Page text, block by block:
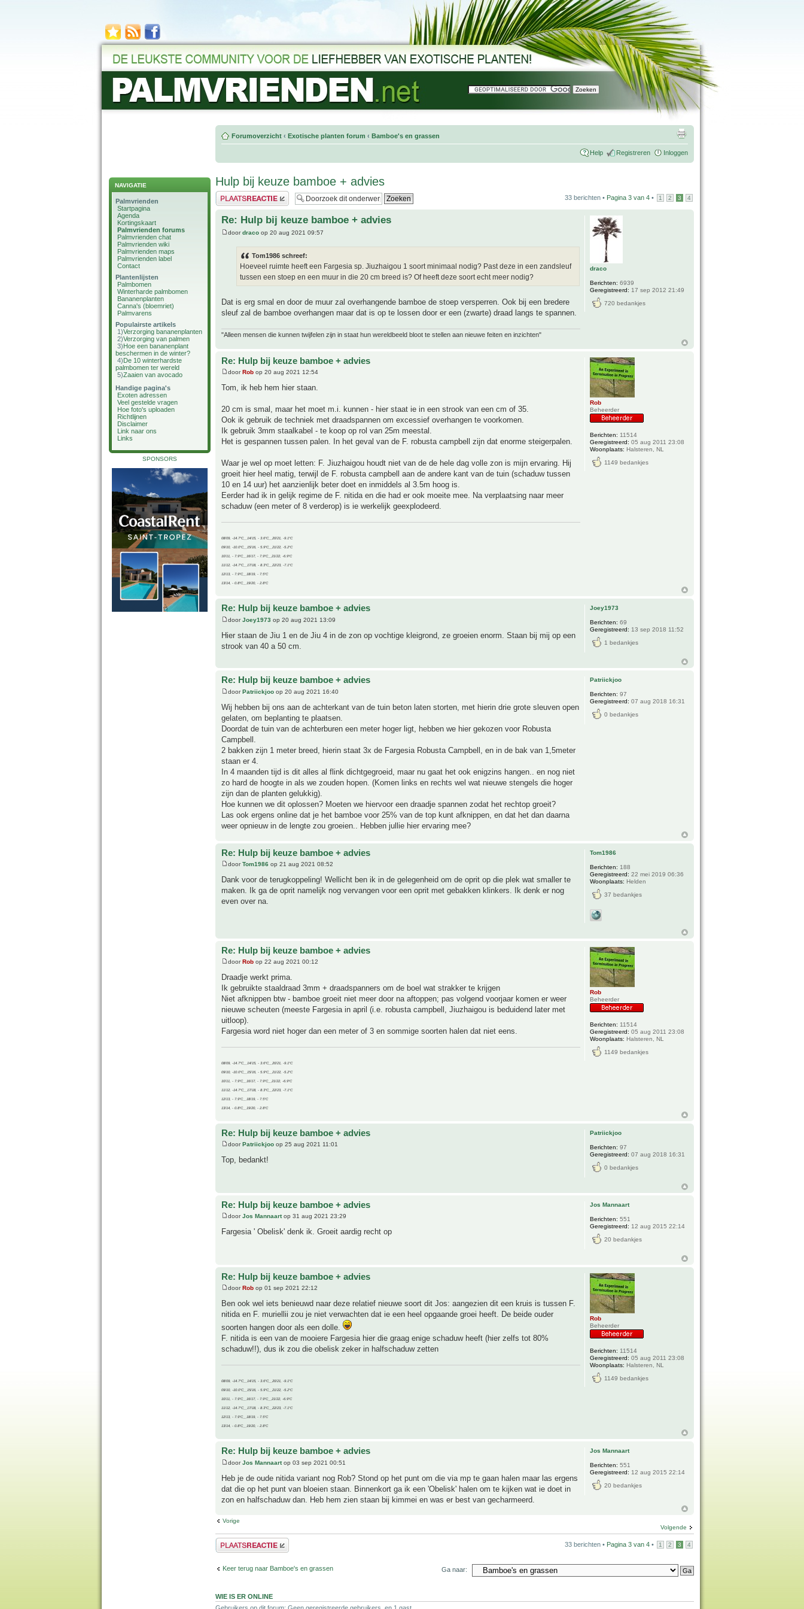
NAVIGATIE
Palmvrienden
Startpagina
Agenda
Kortingskaart
Palmvrienden forums
Palmvrienden chat
Palmvrienden wiki
Palmvrienden maps
Palmvrienden label
Contact
Plantenlijsten
Palmbomen
Winterharde palmbomen
Bananenplanten
Canna's (bloemriet)
Palmvarens
Populairste artikels
1)Verzorging bananenplanten
2)Verzorging van palmen
3)Hoe een bananenplant
beschermen in de winter?
4)De 10 winterhardste
palmbomen ter wereld
5)Zaaien van avocado
Handige pagina's
Exoten adressen
Veel gestelde vragen
Hoe foto's uploaden
Richtlijnen
Disclaimer
Link naar ons
Links
SPONSORS
Forumoverzicht ‹ Exotische planten forum ‹ Bamboe's en grassen
Help Registreren Inloggen
Hulp bij keuze bamboe + advies
Plaats een reactie 33 berichten • Pagina 3 van 4 • 1 2 3 4
Re: Hulp bij keuze bamboe + advies
doordraco op 20 aug 2021 09:57
Tom1986 schreef:
Hoeveel ruimte heeft een Fargesia sp. Jiuzhaigou 1 soort minimaal nodig? Past deze in een zandsleuf
tussen een stoep en een muur in die 20 cm breed is? Of heeft deze soort echt meer nodig?
Dat is erg smal en door de muur zal overhangende bamboe de stoep versperren. Ook bij een bredere
sleuf zal de bamboe overhangen maar dat is op te lossen door er een (zwarte) draad langs te spannen.
"Alleen mensen die kunnen twijfelen zijn in staat hun wereldbeeld bloot te stellen aan nieuwe feiten en inzichten"
draco
Berichten: 6939
Geregistreerd: 17 sep 2012 21:49
720 bedankjes
Re: Hulp bij keuze bamboe + advies
door Rob op 20 aug 2021 12:54
Tom, ik heb hem hier staan.
20 cm is smal, maar het moet m.i. kunnen - hier staat ie in een strook van een cm of 35.
Ook ik gebruik de techniek met draadspannen om excessief overhangen te voorkomen.
Ik gebruik 3mm staalkabel - te koop op rol van 25m meestal.
Het is gespannen tussen palen. In het geval van de F. robusta campbell zijn dat enorme steigerpalen.
Waar je wel op moet letten: F. Jiuzhaigou houdt niet van de de hele dag volle zon is mijn ervaring. Hij
groeit hier heel matig, terwijl de F. robusta campbell aan de andere kant van de tuin (schaduw tussen
10 en 14 uur) het aanzienlijk beter doet en inmiddels al 3.5m hoog is.
Eerder had ik in gelijk regime de F. nitida en die had er ook moeite mee. Na verplaatsing naar meer
schaduw (een meter of 8 verderop) is ie werkelijk geexplodeerd.
08/09, -14.7°C__14/15, - 3.6°C__20/21, -9.1°C
09/10, -10.0°C__15/16, - 5.9°C__21/22, -5.2°C
10/11, - 7.9°C__16/17, - 7.9°C__21/22, -6.9°C
11/12, -14.7°C__17/18, - 8.3°C__22/23, -7.1°C
12/13, - 7.9°C__18/19, - 7.5°C
13/14, - 0.8°C__19/20, - 2.8°C
Rob
Beheerder
Berichten: 11514
Geregistreerd: 05 aug 2011 23:08
Woonplaats: Halsteren, NL
1149 bedankjes
Re: Hulp bij keuze bamboe + advies
doorJoey1973 op 20 aug 2021 13:09
Hier staan de Jiu 1 en de Jiu 4 in de zon op vochtige kleigrond, ze groeien enorm. Staan bij mij op een
strook van 40 a 50 cm.
Joey1973
Berichten: 69
Geregistreerd: 13 sep 2018 11:52
1 bedankjes
Re: Hulp bij keuze bamboe + advies
doorPatriickjoo op 20 aug 2021 16:40
Wij hebben bij ons aan de achterkant van de tuin beton laten storten, met hierin drie grote sleuven open
gelaten, om beplanting te plaatsen.
Doordat de tuin van de achterburen een meter hoger ligt, hebben we hier gekozen voor Robusta
Campbell.
2 bakken zijn 1 meter breed, hierin staat 3x de Fargesia Robusta Campbell, en in de bak van 1,5meter
staan er 4.
In 4 maanden tijd is dit alles al flink dichtgegroeid, maar nu gaat het ook enigzins hangen.. en nog niet
zo hard de hoogte in als we zouden hopen. (Komen links en rechts wel wat nieuwe stengels die hoger
zijn dan de planten gelukkig).
Hoe kunnen we dit oplossen? Moeten we hiervoor een draadje spannen zodat het rechtop groeit?
Las ook ergens online dat je het bamboe voor 25% van de top kunt afknippen, en dat het dan daarna
weer opnieuw in de lengte zou groeien.. Hebben jullie hier ervaring mee?
Patriickjoo
Berichten: 97
Geregistreerd: 07 aug 2018 16:31
0 bedankjes
Re: Hulp bij keuze bamboe + advies
doorTom1986 op 21 aug 2021 08:52
Dank voor de terugkoppeling! Wellicht ben ik in de gelegenheid om de oprit op die plek wat smaller te
maken. Ik ga de oprit namelijk nog vervangen voor een oprit met gebakken klinkers. Ik denk er nog
even over na.
Tom1986
Berichten: 188
Geregistreerd: 22 mei 2019 06:36
Woonplaats: Helden
37 bedankjes
Re: Hulp bij keuze bamboe + advies
doorRob op 22 aug 2021 00:12
Draadje werkt prima.
Ik gebruikte staaldraad 3mm + draadspanners om de boel wat strakker te krijgen
Niet afknippen btw - bamboe groeit niet meer door na aftoppen; pas volgend voorjaar komen er weer
nieuwe scheuten (meeste Fargesia in april (i.e. robusta campbell, Jiuzhaigou is beduidend later met
uitloop).
Fargesia word niet hoger dan een meter of 3 en sommige soorten halen dat niet eens.
08/09, -14.7°C__14/15, - 3.6°C__20/21, -9.1°C
09/10, -10.0°C__15/16, - 5.9°C__21/22, -5.2°C
10/11, - 7.9°C__16/17, - 7.9°C__21/22, -6.9°C
11/12, -14.7°C__17/18, - 8.3°C__22/23, -7.1°C
12/13, - 7.9°C__18/19, - 7.5°C
13/14, - 0.8°C__19/20, - 2.8°C
Rob
Beheerder
Berichten: 11514
Geregistreerd: 05 aug 2011 23:08
Woonplaats: Halsteren, NL
1149 bedankjes
Re: Hulp bij keuze bamboe + advies
doorPatriickjoo op 25 aug 2021 11:01
Top, bedankt!
Patriickjoo
Berichten: 97
Geregistreerd: 07 aug 2018 16:31
0 bedankjes
Re: Hulp bij keuze bamboe + advies
doorJos Mannaartop 31 aug 2021 23:29
Fargesia ' Obelisk' denk ik. Groeit aardig recht op
Jos Mannaart
Berichten: 551
Geregistreerd: 12 aug 2015 22:14
20 bedankjes
Re: Hulp bij keuze bamboe + advies
doorRob op 01 sep 2021 22:12
Ben ook wel iets benieuwd naar deze relatief nieuwe soort dit Jos: aangezien dit een kruis is tussen F.
nitida en F. muriellii zou je niet verwachten dat ie een heel opgaande groei heeft. De beide ouder
soorten hangen door als een dolle.
F. nitida is een van de mooiere Fargesia hier die graag enige schaduw heeft (hier zelfs tot 80%
schaduw!!), dus ik zou die obelisk zeker in halfschaduw zetten
08/09, -14.7°C__14/15, - 3.6°C__20/21, -9.1°C
09/10, -10.0°C__15/16, - 5.9°C__21/22, -5.2°C
10/11, - 7.9°C__16/17, - 7.9°C__21/22, -6.9°C
11/12, -14.7°C__17/18, - 8.3°C__22/23, -7.1°C
12/13, - 7.9°C__18/19, - 7.5°C
13/14, - 0.8°C__19/20, - 2.8°C
Rob
Beheerder
Berichten: 11514
Geregistreerd: 05 aug 2011 23:08
Woonplaats: Halsteren, NL
1149 bedankjes
Re: Hulp bij keuze bamboe + advies
doorJos Mannaartop 03 sep 2021 00:51
Heb je de oude nitida variant nog Rob? Stond op het punt om die via mp te gaan halen maar las ergens
dat die op het punt van bloeien staan. Binnenkort ga ik een 'Obelisk' halen om te kijken wat ie doet in
zon en halfschaduw dan. Heb hem zien staan bij kimmei en was er best van gecharmeerd.
Jos Mannaart
Berichten: 551
Geregistreerd: 12 aug 2015 22:14
20 bedankjes
Vorige
Volgende
Plaats een reactie 33 berichten • Pagina 3 van 4 • 1 2 3 4
Keer terug naar Bamboe's en grassen Ga naar:
WIE IS ER ONLINE
Gebruikers op dit forum: Geen geregistreerde gebruikers. en 1 gast